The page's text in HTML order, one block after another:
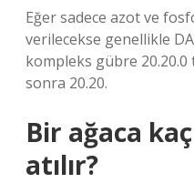
Eğer sadece azot ve
verilecekse genellikle
kompleks gübre 20.20.0
sonra 20.20.
Bir ağaca
atılır?